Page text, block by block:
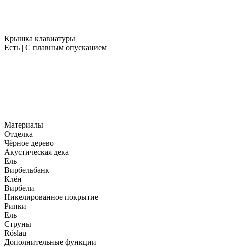
Крышка клавиатуры
Есть | С плавным опусканием
Материалы
Отделка
Чёрное дерево
Акустическая дека
Ель
Вирбельбанк
Клён
Вирбели
Никелированное покрытие
Рипки
Ель
Струны
Röslau
Дополнительные функции